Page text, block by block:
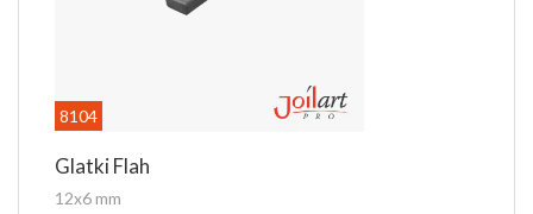
8104
Glatki Flah
12x6 mm